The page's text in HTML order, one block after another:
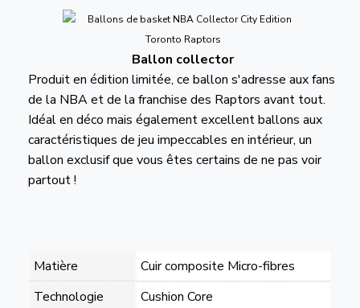
Ballon collector
Produit en édition limitée, ce ballon s'adresse aux fans
de la NBA et de la franchise des Raptors avant tout.
Idéal en déco mais également excellent ballons aux
caractéristiques de jeu impeccables en intérieur, un
ballon exclusif que vous êtes certains de ne pas voir
partout !
Matière
Cuir composite Micro-fibres
Technologie
Cushion Core